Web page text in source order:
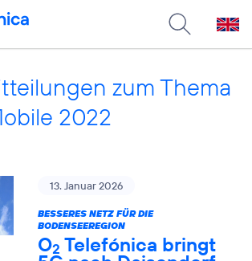
zum Thema
2022
13. Januar 2026
BESSERES NETZ FÜR DIE
BODENSEEREGION
O2 Telefónica bringt